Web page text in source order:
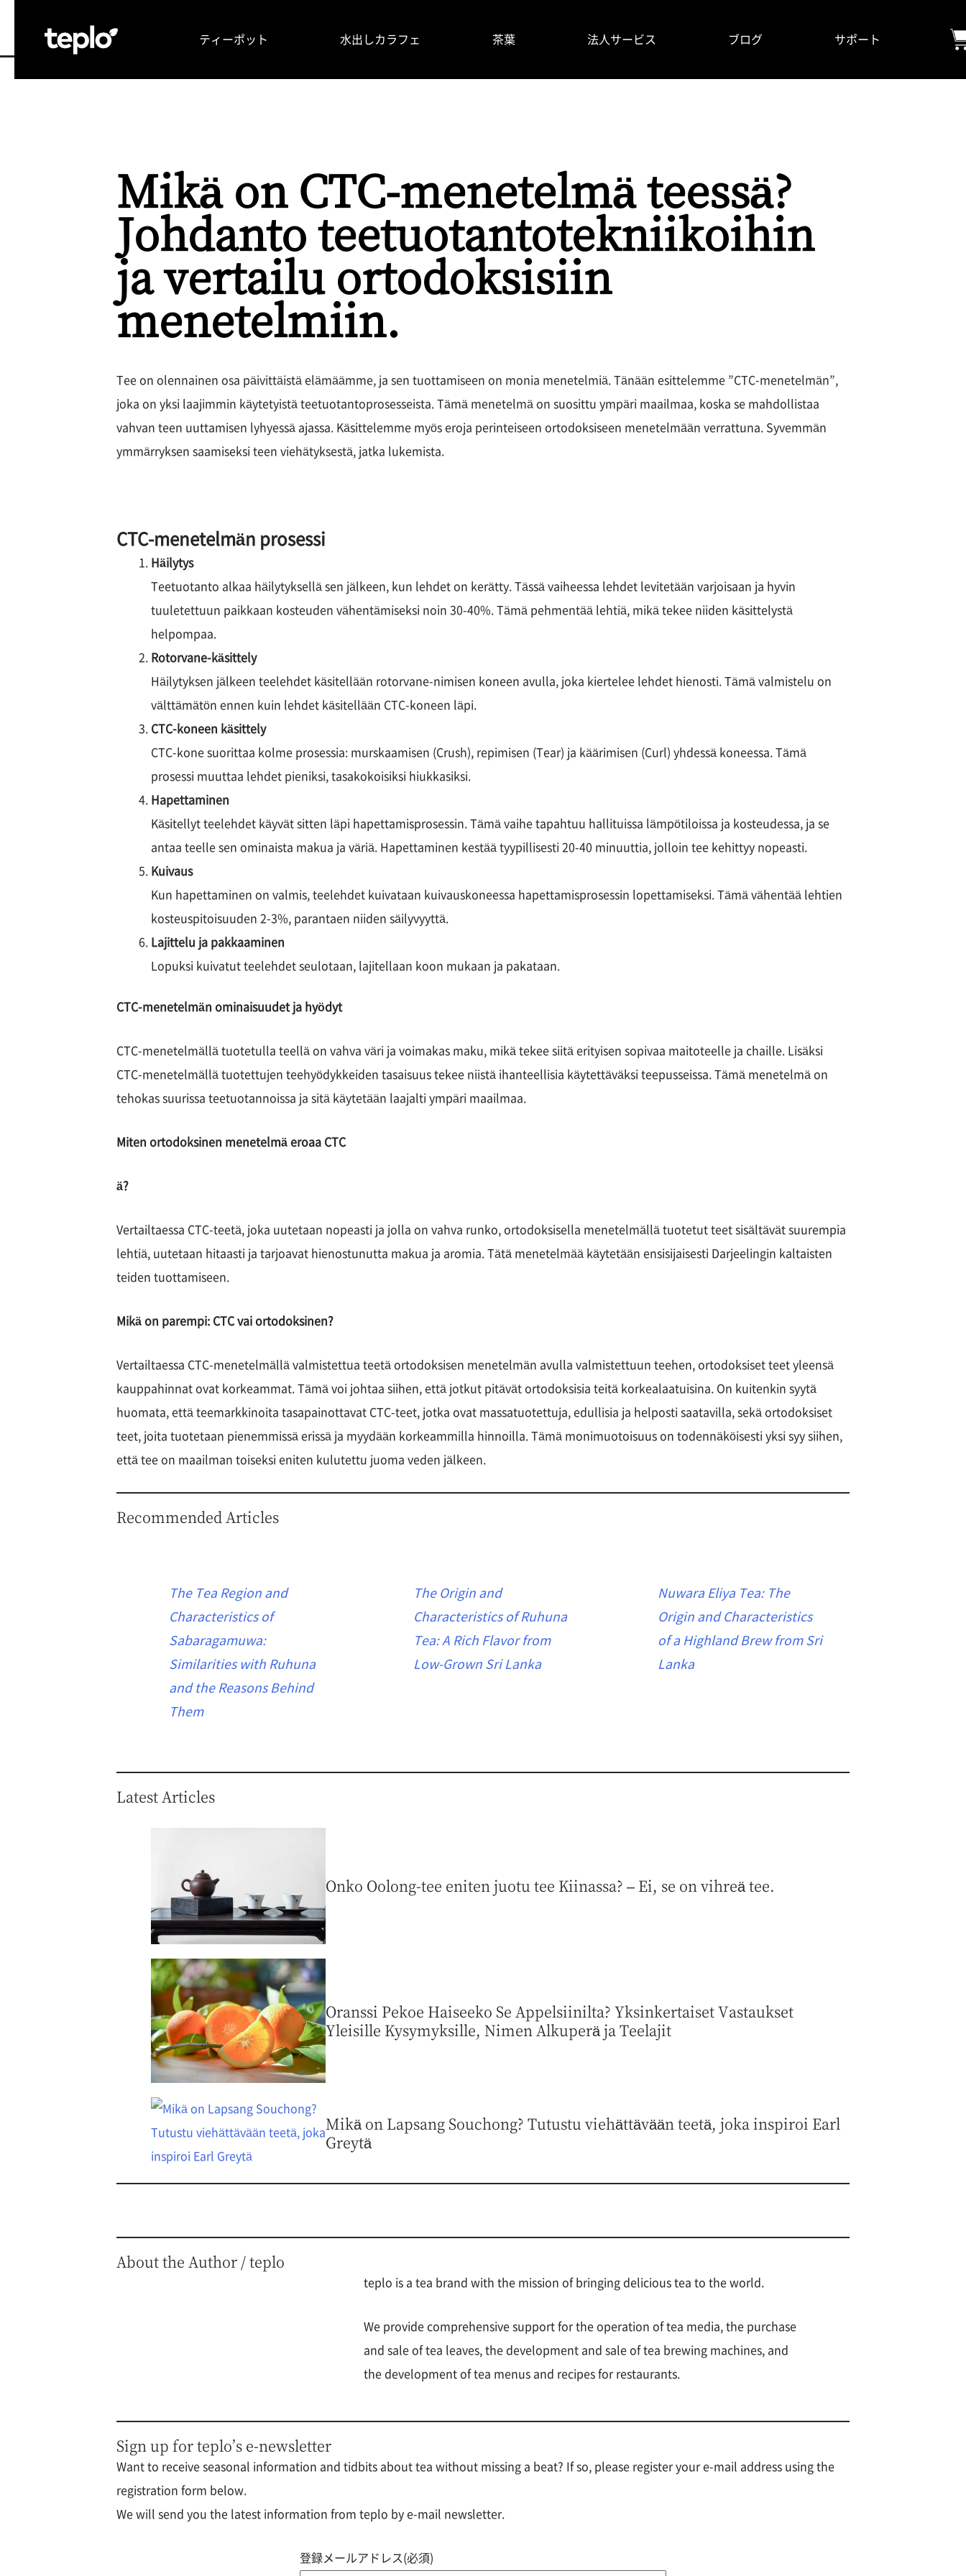
ティーポット 水出しカラフェ 茶葉 法人サービス ブログ サポート
Mikä on CTC-menetelmä teessä?
Johdanto teetuotantotekniikoihin
ja vertailu ortodoksisiin
menetelmiin.
Tee on olennainen osa päivittäistä elämäämme, ja sen tuottamiseen on monia menetelmiä. Tänään esittelemme ”CTC-menetelmän”,
joka on yksi laajimmin käytetyistä teetuotantoprosesseista. Tämä menetelmä on suosittu ympäri maailmaa, koska se mahdollistaa
vahvan teen uuttamisen lyhyessä ajassa. Käsittelemme myös eroja perinteiseen ortodoksiseen menetelmään verrattuna. Syvemmän
ymmärryksen saamiseksi teen viehätyksestä, jatka lukemista.
CTC-menetelmän prosessi
Häilytys
Teetuotanto alkaa häilytyksellä sen jälkeen, kun lehdet on kerätty. Tässä vaiheessa lehdet levitetään varjoisaan ja hyvin
tuuletettuun paikkaan kosteuden vähentämiseksi noin 30-40%. Tämä pehmentää lehtiä, mikä tekee niiden käsittelystä
helpompaa.
Rotorvane-käsittely
Häilytyksen jälkeen teelehdet käsitellään rotorvane-nimisen koneen avulla, joka kiertelee lehdet hienosti. Tämä valmistelu on
välttämätön ennen kuin lehdet käsitellään CTC-koneen läpi.
CTC-koneen käsittely
CTC-kone suorittaa kolme prosessia: murskaamisen (Crush), repimisen (Tear) ja käärimisen (Curl) yhdessä koneessa. Tämä
prosessi muuttaa lehdet pieniksi, tasakokoisiksi hiukkasiksi.
Hapettaminen
Käsitellyt teelehdet käyvät sitten läpi hapettamisprosessin. Tämä vaihe tapahtuu hallituissa lämpötiloissa ja kosteudessa, ja se
antaa teelle sen ominaista makua ja väriä. Hapettaminen kestää tyypillisesti 20-40 minuuttia, jolloin tee kehittyy nopeasti.
Kuivaus
Kun hapettaminen on valmis, teelehdet kuivataan kuivauskoneessa hapettamisprosessin lopettamiseksi. Tämä vähentää lehtien
kosteuspitoisuuden 2-3%, parantaen niiden säilyvyyttä.
Lajittelu ja pakkaaminen
Lopuksi kuivatut teelehdet seulotaan, lajitellaan koon mukaan ja pakataan.
CTC-menetelmän ominaisuudet ja hyödyt
CTC-menetelmällä tuotetulla teellä on vahva väri ja voimakas maku, mikä tekee siitä erityisen sopivaa maitoteelle ja chaille. Lisäksi
CTC-menetelmällä tuotettujen teehyödykkeiden tasaisuus tekee niistä ihanteellisia käytettäväksi teepusseissa. Tämä menetelmä on
tehokas suurissa teetuotannoissa ja sitä käytetään laajalti ympäri maailmaa.
Miten ortodoksinen menetelmä eroaa CTC
ä?
Vertailtaessa CTC-teetä, joka uutetaan nopeasti ja jolla on vahva runko, ortodoksisella menetelmällä tuotetut teet sisältävät suurempia
lehtiä, uutetaan hitaasti ja tarjoavat hienostunutta makua ja aromia. Tätä menetelmää käytetään ensisijaisesti Darjeelingin kaltaisten
teiden tuottamiseen.
Mikä on parempi: CTC vai ortodoksinen?
Vertailtaessa CTC-menetelmällä valmistettua teetä ortodoksisen menetelmän avulla valmistettuun teehen, ortodoksiset teet yleensä
kauppahinnat ovat korkeammat. Tämä voi johtaa siihen, että jotkut pitävät ortodoksisia teitä korkealaatuisina. On kuitenkin syytä
huomata, että teemarkkinoita tasapainottavat CTC-teet, jotka ovat massatuotettuja, edullisia ja helposti saatavilla, sekä ortodoksiset
teet, joita tuotetaan pienemmissä erissä ja myydään korkeammilla hinnoilla. Tämä monimuotoisuus on todennäköisesti yksi syy siihen,
että tee on maailman toiseksi eniten kulutettu juoma veden jälkeen.
Recommended Articles
The Tea Region and
Characteristics of
Sabaragamuwa:
Similarities with Ruhuna
and the Reasons Behind
Them
The Origin and
Characteristics of Ruhuna
Tea: A Rich Flavor from
Low-Grown Sri Lanka
Nuwara Eliya Tea: The
Origin and Characteristics
of a Highland Brew from Sri
Lanka
Latest Articles
Onko Oolong-tee eniten juotu tee Kiinassa? – Ei, se on vihreä tee.
Oranssi Pekoe Haiseeko Se Appelsiinilta? Yksinkertaiset Vastaukset
Yleisille Kysymyksille, Nimen Alkuperä ja Teelajit
Mikä on Lapsang Souchong? Tutustu viehättävään teetä, joka inspiroi Earl
Greytä
About the Author / teplo
teplo is a tea brand with the mission of bringing delicious tea to the world.
We provide comprehensive support for the operation of tea media, the purchase
and sale of tea leaves, the development and sale of tea brewing machines, and
the development of tea menus and recipes for restaurants.
Sign up for teplo’s e-newsletter
Want to receive seasonal information and tidbits about tea without missing a beat? If so, please register your e-mail address using the
registration form below.
We will send you the latest information from teplo by e-mail newsletter.
登録メールアドレス(必須)